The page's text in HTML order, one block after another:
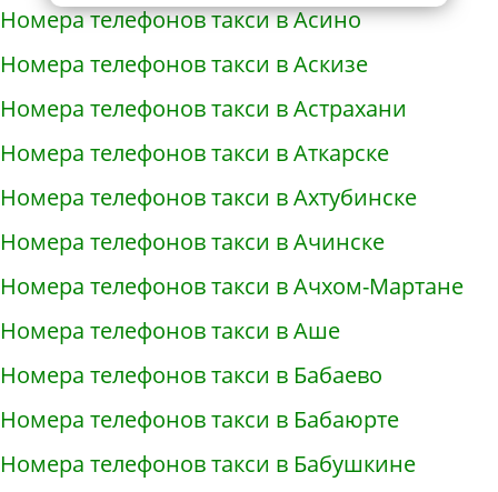
Номера телефонов такси в Асино
Номера телефонов такси в Аскизе
Номера телефонов такси в Астрахани
Номера телефонов такси в Аткарске
Номера телефонов такси в Ахтубинске
Номера телефонов такси в Ачинске
Номера телефонов такси в Ачхом-Мартане
Номера телефонов такси в Аше
Номера телефонов такси в Бабаево
Номера телефонов такси в Бабаюрте
Номера телефонов такси в Бабушкине